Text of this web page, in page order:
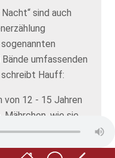
sind auch
umfassenden
schreibt Hauff:
von 12 - 15 Jahren
wie sie
versucht, sie so
haben dabey das